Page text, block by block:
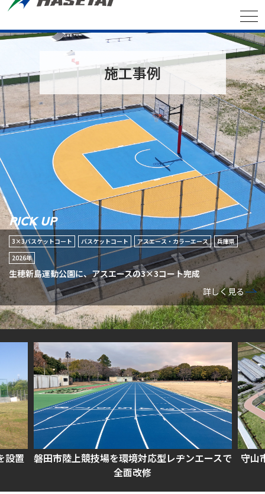
施工事例
PICK UP
3×3バスケットコート バスケットコート アスエース・カラーエース
兵庫県
2026年
生穂新島運動公園に、アスエースの3×3コート完成
詳しく見る
場を環境対応型レヂンエースで
守山市 もりやまエコパー